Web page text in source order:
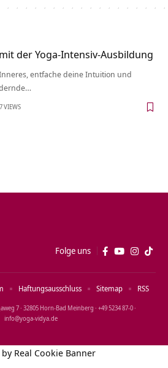
der Yoga-Intensiv-Ausbildung
entfache deine Intuition und
VIEWS
Folge uns
7 · 32805 Horn‑Bad Meinberg · +49 5234 87‑0 ·
info@yoga‑vidya.de
Haftungsausschluss Sitemap RSS
Real Cookie Banner